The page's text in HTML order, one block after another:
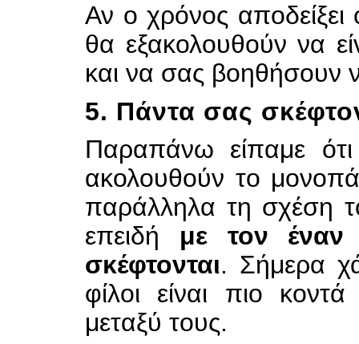
Αν ο χρόνος αποδείξει
θα εξακολουθούν να
και να σας βοηθήσουν
5. Πάντα σας
Παραπάνω είπαμε
ακολουθούν το
παράλληλα τη σχέση
επειδή με τον
σκέφτονται. Σήμερα
φίλοι είναι πιο
μεταξύ τους.